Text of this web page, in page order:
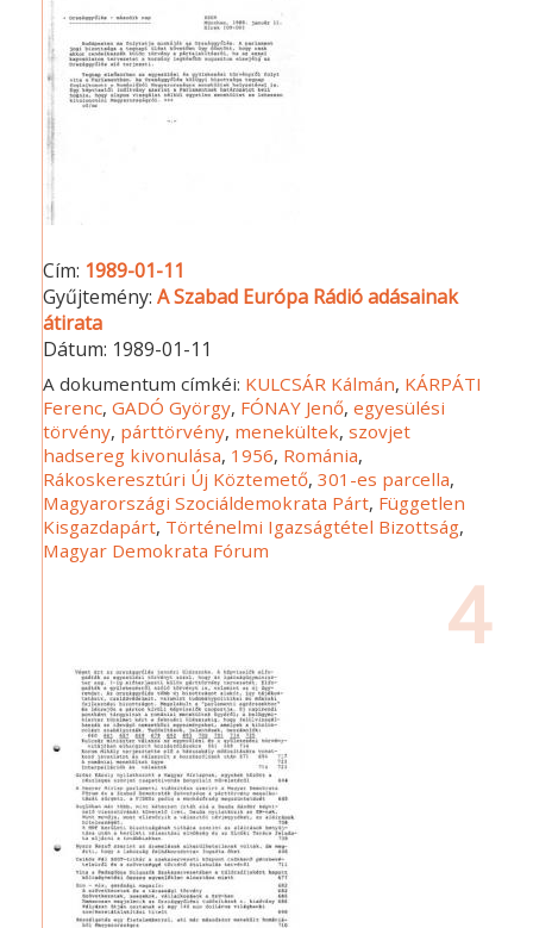
Cím: 1989-01-11
Gyűjtemény:A Szabad Európa Rádió adásainak
átirata
Dátum: 1989-01-11
A dokumentum címkéi: KULCSÁR Kálmán, KÁRPÁTI
Ferenc,GADÓ György, FÓNAY Jenő,egyesülési
törvény, párttörvény, menekültek,szovjet
hadsereg kivonulása, 1956, Románia,
Rákoskeresztúri Új Köztemető,301-es parcella,
Magyarországi Szociáldemokrata Párt, Független
Kisgazdapárt, Történelmi Igazságtétel Bizottság,
Magyar Demokrata Fórum
4